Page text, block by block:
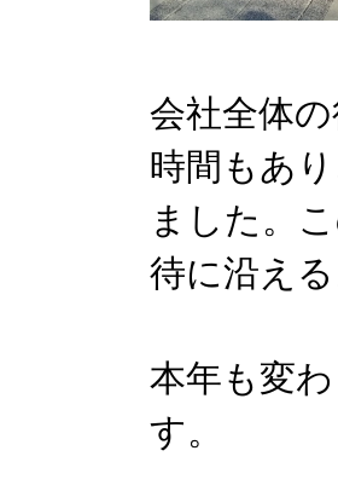
会社全体
時間もあ
ました。
待に沿え
本年も変
す。